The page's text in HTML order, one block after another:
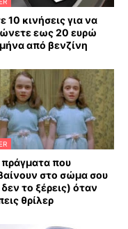
10 κινήσεις για να
εως 20 ευρώ
από βενζίνη
πράγματα που
στο σώμα σου
δεν το ξέρεις) όταν
θρίλερ